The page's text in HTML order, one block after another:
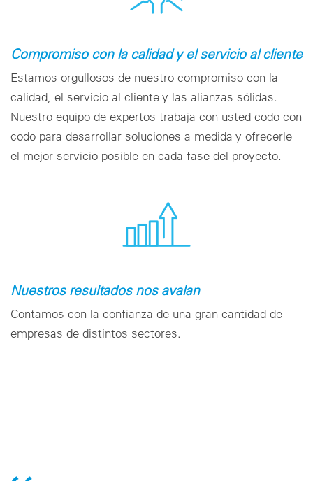
Compromiso con la calidad y el servicio al cliente
Estamos orgullosos de nuestro compromiso con la
calidad, el servicio al cliente y las alianzas sólidas.
Nuestro equipo de expertos trabaja con usted codo con
codo para desarrollar soluciones a medida y ofrecerle
el mejor servicio posible en cada fase del proyecto.
Nuestros resultados nos avalan
Contamos con la confianza de una gran cantidad de
empresas de distintos sectores.